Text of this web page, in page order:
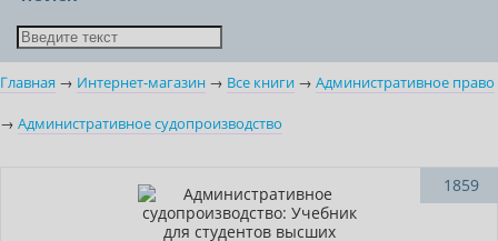
Главная → Интернет-магазин → Все книги → Административное право
→ Административное судопроизводство
1859